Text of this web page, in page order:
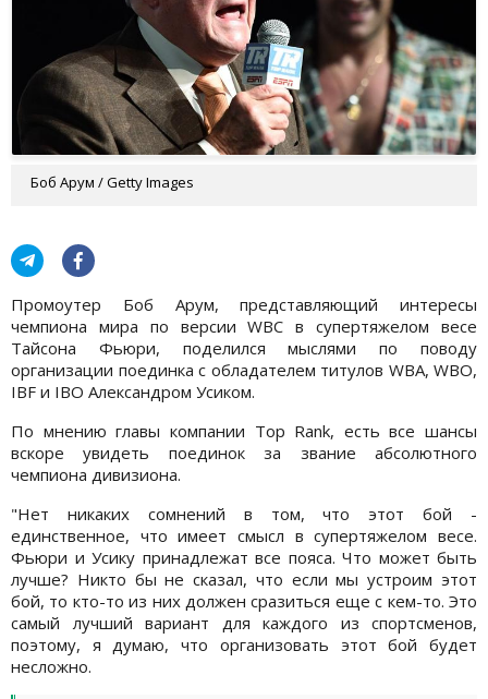
Боб Арум / Getty Images
Промоутер Боб Арум, представляющий интересы
чемпиона мира по версии WBC в супертяжелом весе
Тайсона Фьюри, поделился мыслями по поводу
организации поединка с обладателем титулов WBA, WBO,
IBF и IBO Александром Усиком.
По мнению главы компании Top Rank, есть все шансы
вскоре увидеть поединок за звание абсолютного
чемпиона дивизиона.
"Нет никаких сомнений в том, что этот бой -
единственное, что имеет смысл в супертяжелом весе.
Фьюри и Усику принадлежат все пояса. Что может быть
лучше? Никто бы не сказал, что если мы устроим этот
бой, то кто-то из них должен сразиться еще с кем-то. Это
самый лучший вариант для каждого из спортсменов,
поэтому, я думаю, что организовать этот бой будет
несложно.